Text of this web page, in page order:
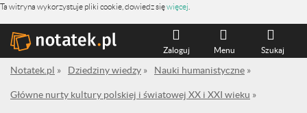
Ta witryna wykorzystuje pliki cookie, dowiedz sięwięcej
Szukaj
Menu
Zaloguj
Notatek.pl » Dziedziny wiedzy » Nauki humanistyczne »
Główne nurty kultury polskiej i światowej XX i XXI wieku »